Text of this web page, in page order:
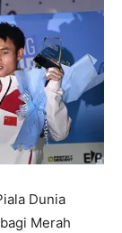
Dunia
Merah